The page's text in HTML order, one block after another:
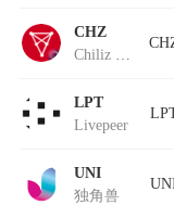
CHZ
LPT
Livepeer
UNI
独角兽